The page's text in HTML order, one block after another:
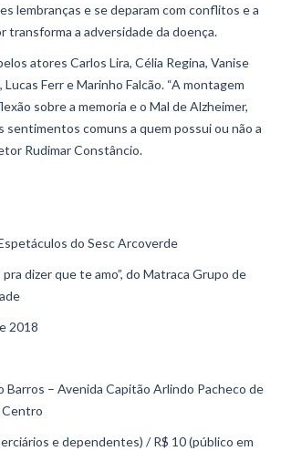
lembranças e se deparam com conflitos e a
transforma a adversidade da doença.
atores Carlos Lira, Célia Regina, Vanise
Lucas Ferr e Marinho Falcão. “A montagem
sobre a memoria e o Mal de Alzheimer,
sentimentos comuns a quem possui ou não a
Rudimar Constâncio.
do Sesc Arcoverde
dizer que te amo”, do Matraca Grupo de
2018
Barros – Avenida Capitão Arlindo Pacheco de
Centro
e dependentes) / R$ 10 (público em